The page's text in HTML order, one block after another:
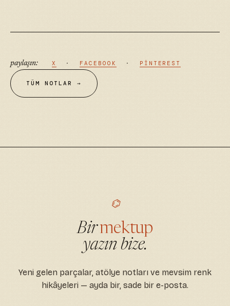
paylaşın: X · FACEBOOK · PINTEREST
TÜM NOTLAR →
⌬
Birmektup
yazın bize.
Yeni gelen parçalar, atölye notları ve mevsim renk
hikâyeleri — ayda bir, sade bir e-posta.